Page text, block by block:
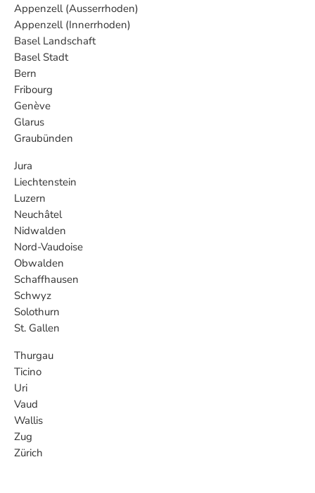
Appenzell (Ausserrhoden)
Appenzell (Innerrhoden)
Basel Landschaft
Basel Stadt
Bern
Fribourg
Genève
Glarus
Graubünden
Jura
Liechtenstein
Luzern
Neuchâtel
Nidwalden
Nord-Vaudoise
Obwalden
Schaffhausen
Schwyz
Solothurn
St. Gallen
Thurgau
Ticino
Uri
Vaud
Wallis
Zug
Zürich